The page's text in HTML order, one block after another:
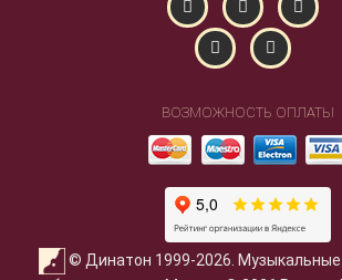
ВОЗМОЖНОСТЬ ОПЛАТЫ
© Динатон 1999-2026.